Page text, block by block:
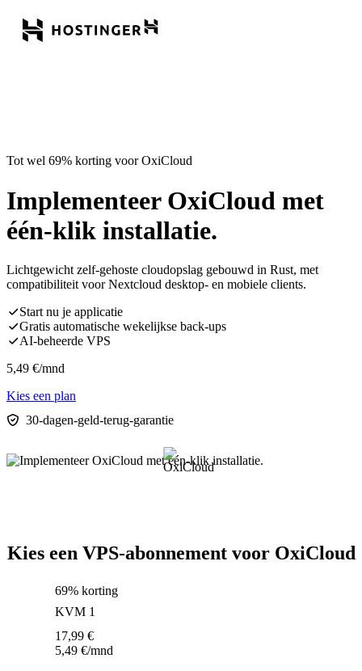
Tot wel 69% korting voor OxiCloud
Implementeer OxiCloud met
één-klik installatie.
Lichtgewicht zelf-gehoste cloudopslag gebouwd in Rust, met
compatibiliteit voor Nextcloud desktop- en mobiele clients.
Start nu je applicatie
Gratis automatische wekelijkse back-ups
AI-beheerde VPS
5,49 €/mnd
Kies een plan
30-dagen-geld-terug-garantie
Kies een VPS-abonnement voor OxiCloud
69% korting
KVM 1
17,99 €
5,49 €/mnd